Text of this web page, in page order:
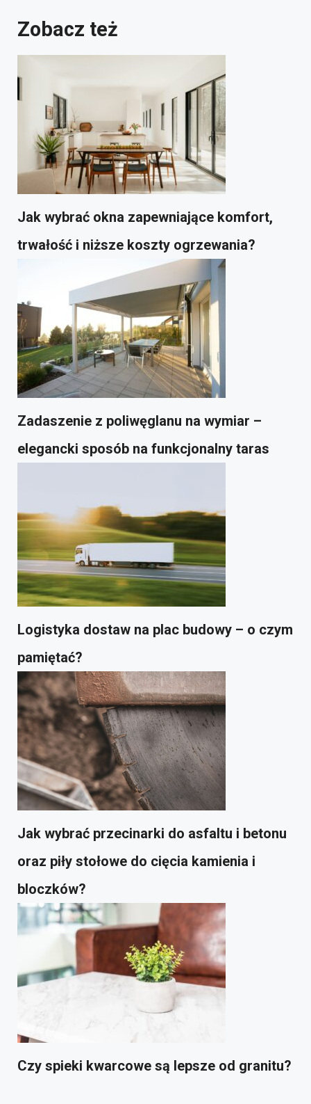
Zobacz też
Jak wybrać okna zapewniające komfort,
trwałość i niższe koszty ogrzewania?
Zadaszenie z poliwęglanu na wymiar –
elegancki sposób na funkcjonalny taras
Logistyka dostaw na plac budowy – o czym
pamiętać?
Jak wybrać przecinarki do asfaltu i betonu
oraz piły stołowe do cięcia kamienia i
bloczków?
Czy spieki kwarcowe są lepsze od granitu?